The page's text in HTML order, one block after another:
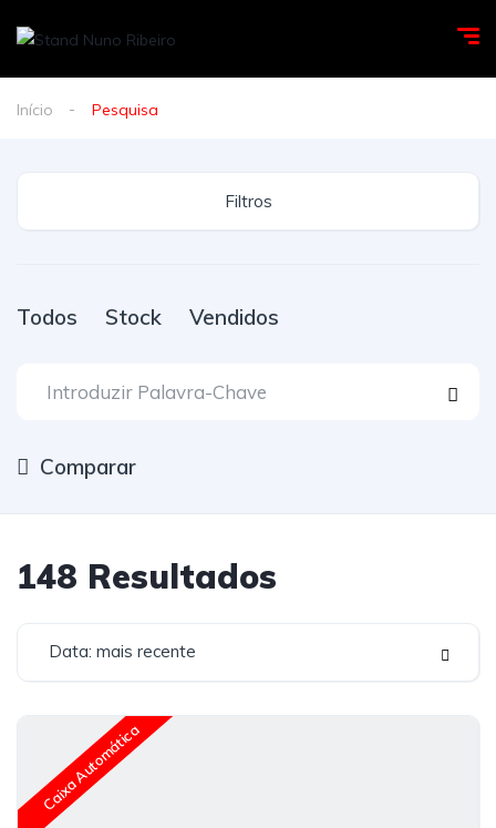
Início Pesquisa
Filtros
Todos Stock Vendidos
Comparar
148 Resultados
Data: mais recente
Caixa Automática